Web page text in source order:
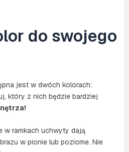
do swojego
jest w dwóch kolorach:
który z nich będzie bardziej
w ramkach uchwyty dają
w pionie lub poziome. Nie